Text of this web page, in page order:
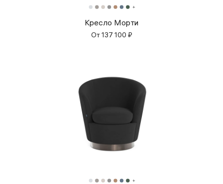
Кресло Морти
От137 100 ₽